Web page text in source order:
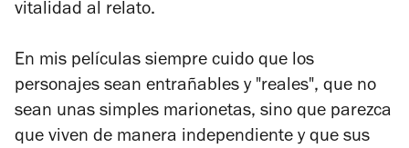
vitalidad al relato.
En mis películas siempre cuido que los
personajes sean entrañables y "reales", que no
sean unas simples marionetas, sino que parezca
que viven de manera independiente y que sus